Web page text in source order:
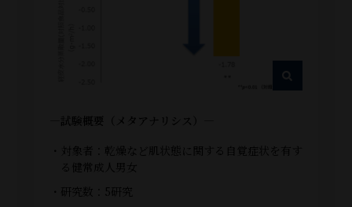
―試験概要（メタアナリシス）―
・対象者：乾燥など肌状態に関する自覚症状を有す
る健常成人男女
・研究数：5研究